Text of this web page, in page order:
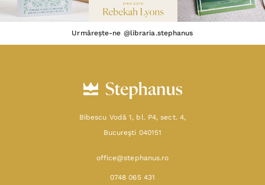
Urmărește-ne @libraria.stephanus
Bibescu Vodă 1, bl. P4, sect. 4,
Bucureşti 040151
office@stephanus.ro
0748 065 431